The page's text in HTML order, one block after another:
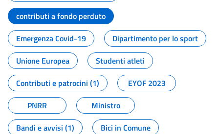
contributi a fondo perduto
Emergenza Covid-19
Dipartimento per lo sport
Unione Europea
Studenti atleti
Contributi e patrocini (1)
EYOF 2023
PNRR
Ministro
Bandi e avvisi (1)
Bici in Comune